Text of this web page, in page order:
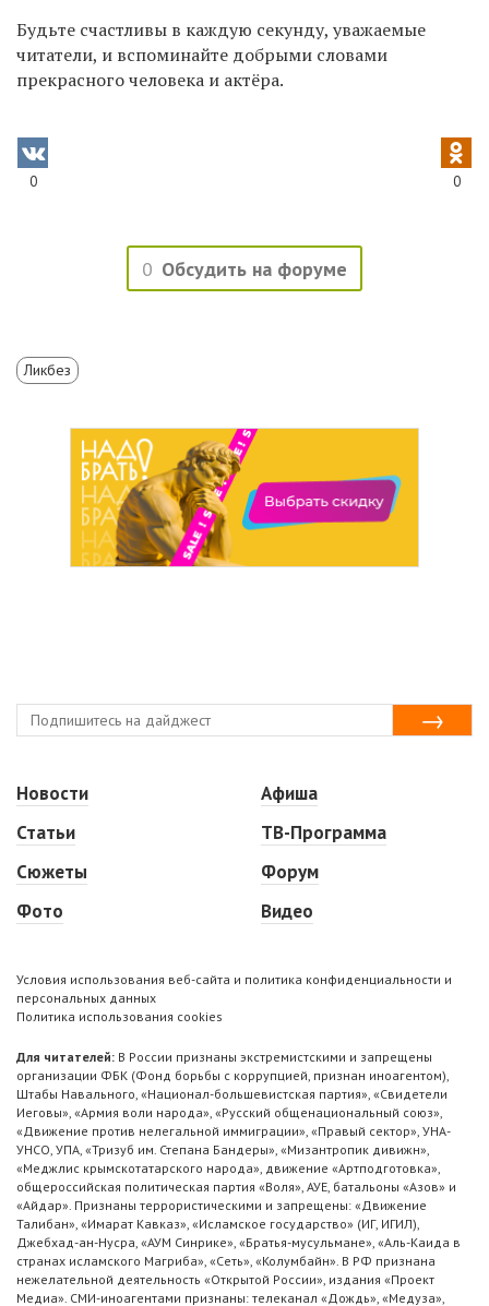
Будьте счастливы в каждую секунду, уважаемые
читатели, и вспоминайте добрыми словами
прекрасного человека и актёра.
0 0
0 Обсудить на форуме
Ликбез
Новости
Статьи
Сюжеты
Фото
Афиша
ТВ-Программа
Форум
Видео
Условия использования веб-сайта и политика конфиденциальности и
персональных данных
Политика использования cookies
Для читателей: В России признаны экстремистскими и запрещены
организации ФБК (Фонд борьбы с коррупцией, признан иноагентом),
Штабы Навального, «Национал-большевистская партия», «Свидетели
Иеговы», «Армия воли народа», «Русский общенациональный союз»,
«Движение против нелегальной иммиграции», «Правый сектор», УНА-
УНСО, УПА, «Тризуб им. Степана Бандеры», «Мизантропик дивижн»,
«Меджлис крымскотатарского народа», движение «Артподготовка»,
общероссийская политическая партия «Воля», АУЕ, батальоны «Азов» и
«Айдар». Признаны террористическими и запрещены: «Движение
Талибан», «Имарат Кавказ», «Исламское государство» (ИГ, ИГИЛ),
Джебхад-ан-Нусра, «АУМ Синрике», «Братья-мусульмане», «Аль-Каида в
странах исламского Магриба», «Сеть», «Колумбайн». В РФ признана
нежелательной деятельность «Открытой России», издания «Проект
Медиа». СМИ-иноагентами признаны: телеканал «Дождь», «Медуза»,